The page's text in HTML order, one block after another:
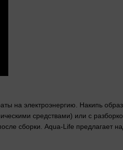
на электроэнергию. Накипь
средствами) или с
сборки. Aqua-Life предлагает